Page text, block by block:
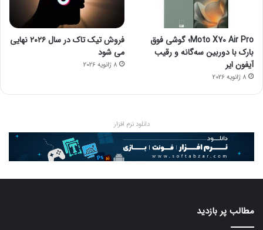
Moto X70 Air Pro؛ گوشی فوق
بارک با دوربین سه‌گانه و رقیب
آیفون ایر
8 ژانویه 2026
فروش تیک تاک در سال ۲۰۲۶ نهایی
می شود
8 ژانویه 2026
دانلود نرم افزار
مطالب پر بازدید